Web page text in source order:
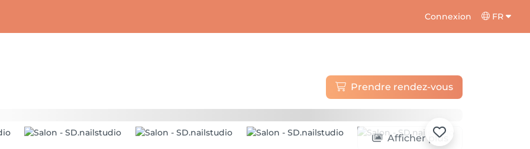
Connexion FR
Prendre rendez-vous
Afficher plus